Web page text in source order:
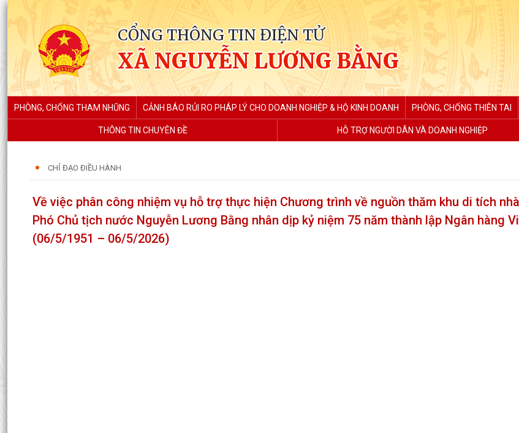
CỔNG THÔNG TIN ĐIỆN TỬ
XÃ NGUYỄN LƯƠNG BẰNG
PHÒNG, CHỐNG THAM NHŨNG CẢNH BÁO RỦI RO PHÁP LÝ CHO DOANH NGHIỆP & HỘ KINH DOANH PHÒNG, CHỐNG THIÊN TAI
THÔNG TIN CHUYÊN ĐỀ HỖ TRỢ NGƯỜI DÂN VÀ DOANH NGHIỆP
CHỈ ĐẠO ĐIỀU HÀNH
Về việc phân công nhiệm vụ hỗ trợ thực hiện Chương trình về nguồn thăm khu di tích
Phó Chủ tịch nước Nguyễn Lương Bằng nhân dịp kỷ niệm 75 năm thành lập Ngân hàng
(06/5/1951 – 06/5/2026)